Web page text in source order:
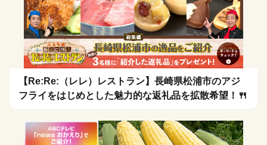
【Re:Re:（レレ）レストラン】長崎県松浦市のアジ
フライをはじめとした魅力的な返礼品を拡散希望！🍴